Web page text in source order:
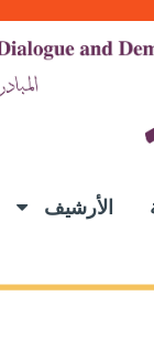
الأرشيف